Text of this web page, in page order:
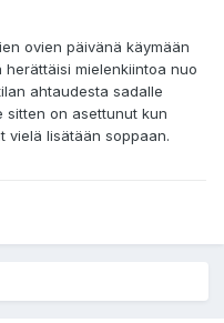
ovien päivänä käymään
mielenkiintoa nuo
ahtaudesta sadalle
sitten on asettunut kun
vielä lisätään soppaan.